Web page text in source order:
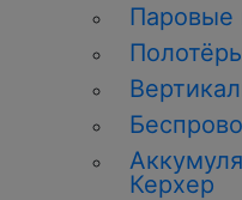
Паровые
Керхер